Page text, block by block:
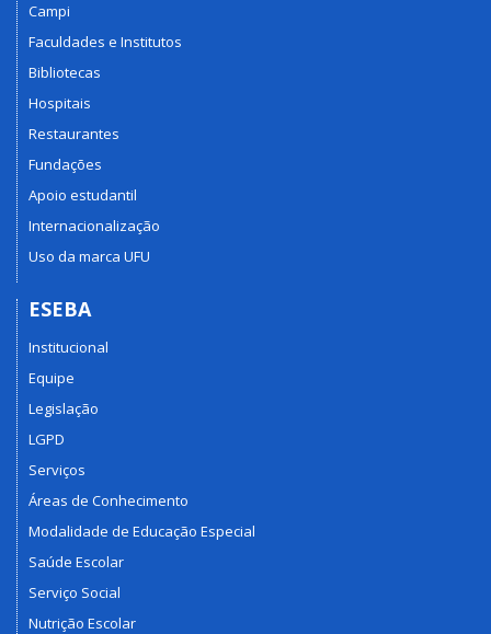
Campi
Faculdades e Institutos
Bibliotecas
Hospitais
Restaurantes
Fundações
Apoio estudantil
Internacionalização
Uso da marca UFU
ESEBA
Institucional
Equipe
Legislação
LGPD
Serviços
Áreas de Conhecimento
Modalidade de Educação Especial
Saúde Escolar
Serviço Social
Nutrição Escolar